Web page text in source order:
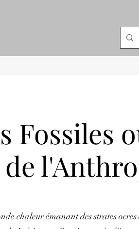
chaleur émanant des strates
Fossiles
de